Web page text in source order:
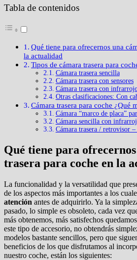
Tabla de contenidos
Qué tiene para ofrecernos una
la actualidad
Tipos de cámara trasera para
Cámara trasera sencilla
Cámara trasera con sensores
Cámara trasera con
Otras clasificaciones: Con
Cámara trasera para coche ¿Qué
Cámara “marco de placa”
Cámara sencilla con
Cámara trasera / retrovisor
Qué tiene para
trasera para coche en la
La funcionalidad y la versatilidad que
de los aspectos más importantes a los
atención antes de adquirirlo. Ya la
pasado, lo simple es obsoleto, cada vez
más obtenemos, más satisfechos
este tipo de accesorio, no obtendrás
modelos bastante sencillos, pero que
beneficios de los que disfrutamos al
nuestro coche, están los siguientes: